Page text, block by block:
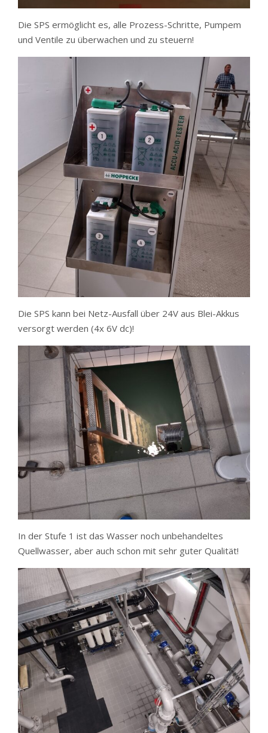
Die SPS ermöglicht es, alle Prozess-Schritte, Pumpem
und Ventile zu überwachen und zu steuern!
Die SPS kann bei Netz-Ausfall über 24V aus Blei-Akkus
versorgt werden (4x 6V dc)!
In der Stufe 1 ist das Wasser noch unbehandeltes
Quellwasser, aber auch schon mit sehr guter Qualität!